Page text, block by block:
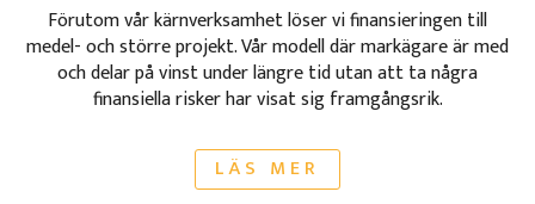
Förutom vår kärnverksamhet löser vi finansieringen till
medel- och större projekt. Vår modell där markägare är med
och delar på vinst under längre tid utan att ta några
finansiella risker har visat sig framgångsrik.
LÄS MER